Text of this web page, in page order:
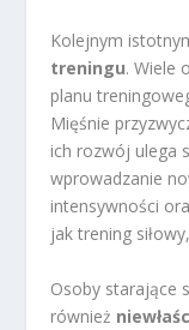
Kolejnym
treningu. Wiele
planu
Mięśnie
ich rozwój ulega
wprowadzanie
intensywności
jak trening
Osoby starające
również